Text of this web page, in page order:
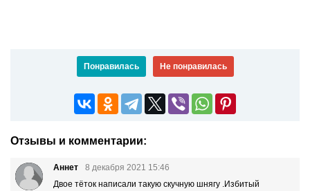
Понравилась Не понравилась
Отзывы и комментарии:
Аннет
8 декабря 2021 15:46
Двое тёток написали такую скучную шнягу .Избитый